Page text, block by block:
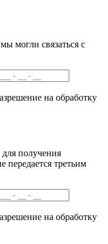
могли связаться с
на обработку
получения
передается третьим
на обработку